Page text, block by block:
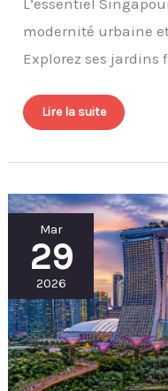
modernité urbaine
Explorez ses jardins
Lire la suite
Mar
29
2026
Itinéraire
de
7
jours
à
Singapour
:
les
incontournables